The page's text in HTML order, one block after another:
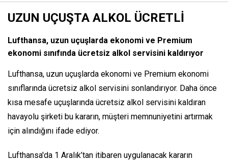
UZUN UÇUŞTA ALKOL ÜCRETLİ
Lufthansa, uzun uçuşlarda ekonomi ve Premium
ekonomi sınıfında ücretsiz alkol servisini kaldırıyor
Lufthansa, uzun uçuşlarda ekonomi ve Premium ekonomi
sınıflarında ücretsiz alkol servisini sonlandırıyor. Daha önce
kısa mesafe uçuşlarında ücretsiz alkol servisini kaldıran
havayolu şirketi bu kararın, müşteri memnuniyetini artırmak
için alındığını ifade ediyor.
Lufthansa'da 1 Aralık’tan itibaren uygulanacak kararın